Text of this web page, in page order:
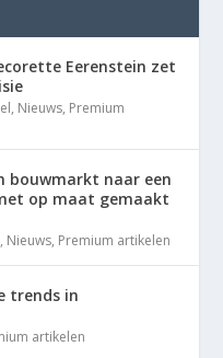
Eerenstein zet
, Nieuws, Premium
bouwmarkt naar een
op maat gemaakt
, Nieuws, Premium artikelen
trends in
artikelen